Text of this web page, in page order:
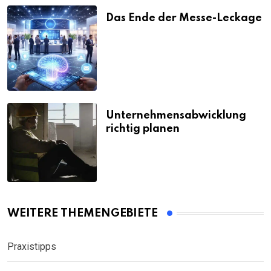
Das Ende der Messe-Leckage
Unternehmensabwicklung
richtig planen
WEITERE THEMENGEBIETE
Praxistipps